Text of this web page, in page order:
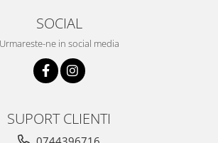
SOCIAL
Urmareste-ne in social media
SUPORT CLIENTI